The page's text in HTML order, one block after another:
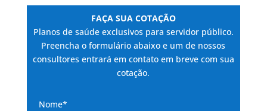
FAÇA SUA COTAÇÃO
Planos de saúde exclusivos para servidor público.
Preencha o formulário abaixo e um de nossos
consultores entrará em contato em breve com sua
cotação.
Nome*